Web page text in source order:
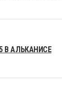
В АЛЬКАНИСЕ